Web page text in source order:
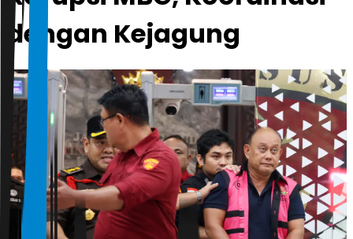
dengan Kejagung